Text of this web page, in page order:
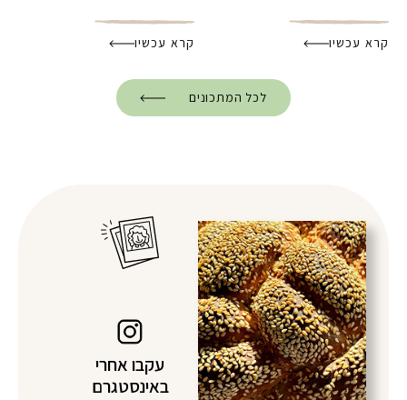
קרא עכשיו קרא עכשיו
לכל המתכונים
עקבו אחרי
באינסטגרם